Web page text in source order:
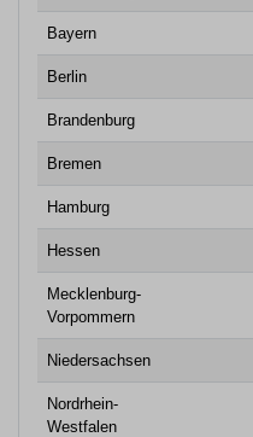
Bayern
Berlin
Brandenburg
Bremen
Hamburg
Hessen
Mecklenburg-
Vorpommern
Niedersachsen
Nordrhein-
Westfalen